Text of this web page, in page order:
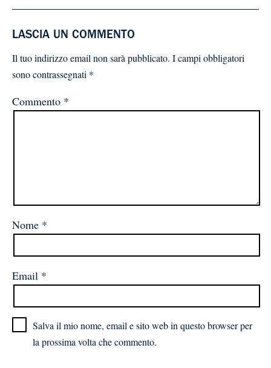
LASCIA UN COMMENTO
Il tuo indirizzo email non sarà pubblicato. I campi obbligatori
sono contrassegnati *
Commento *
Nome *
Email *
Salva il mio nome, email e sito web in questo browser per
la prossima volta che commento.